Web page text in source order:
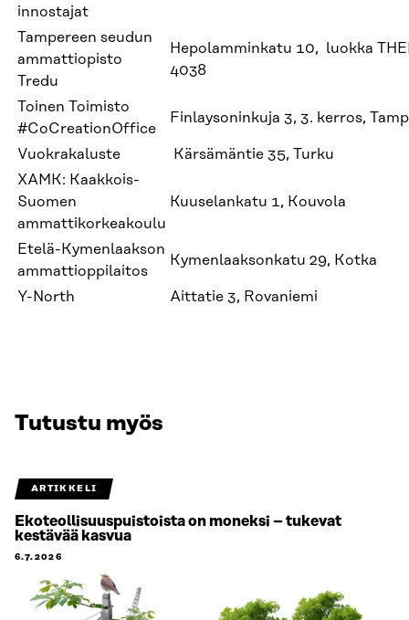
innostajat
Tampereen seudun
ammattiopisto
Tredu
Hepolamminkatu 10, luokka
4038
Toinen Toimisto
#CoCreationOffice
Finlaysoninkuja 3, 3. kerros,
Vuokrakaluste
Kärsämäntie 35, Turku
XAMK: Kaakkois-
Suomen
ammattikorkeakoulu
Kuuselankatu 1, Kouvola
Etelä-Kymenlaakson
ammattioppilaitos
Kymenlaaksonkatu 29, Kotka
Y-North Aittatie 3, Rovaniemi
Tutustu myös
ARTIKKELI
Ekoteollisuuspuistoista on moneksi – tukevat
kestävää kasvua
6.7.2026